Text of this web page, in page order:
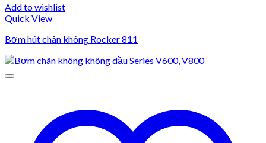
Add to wishlist
Quick View
Bơm hút chân không Rocker 811